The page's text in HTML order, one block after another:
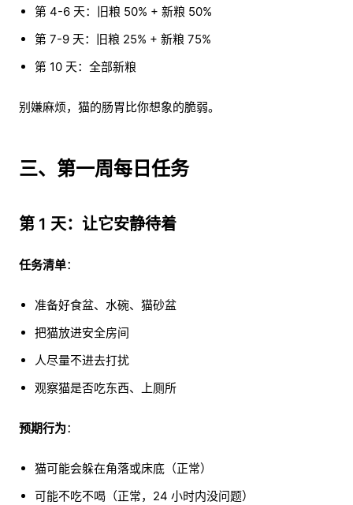
第 4-6 天：旧粮 50% + 新粮 50%
第 7-9 天：旧粮 25% + 新粮 75%
第 10 天：全部新粮
别嫌麻烦，猫的肠胃比你想象的脆弱。
三、第一周每日任务
第 1 天：让它安静待着
任务清单：
准备好食盆、水碗、猫砂盆
把猫放进安全房间
人尽量不进去打扰
观察猫是否吃东西、上厕所
预期行为：
猫可能会躲在角落或床底（正常）
可能不吃不喝（正常，24 小时内没问题）